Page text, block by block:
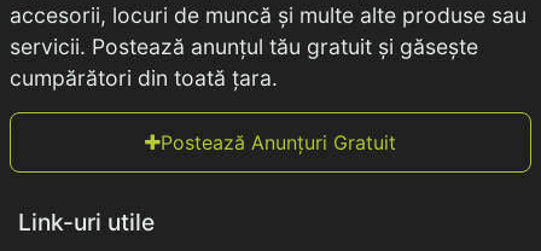
accesorii, locuri de muncă și multe alte produse sau
servicii. Postează anunțul tău gratuit și găsește
cumpărători din toată țara.
Postează Anunțuri Gratuit
Link-uri utile